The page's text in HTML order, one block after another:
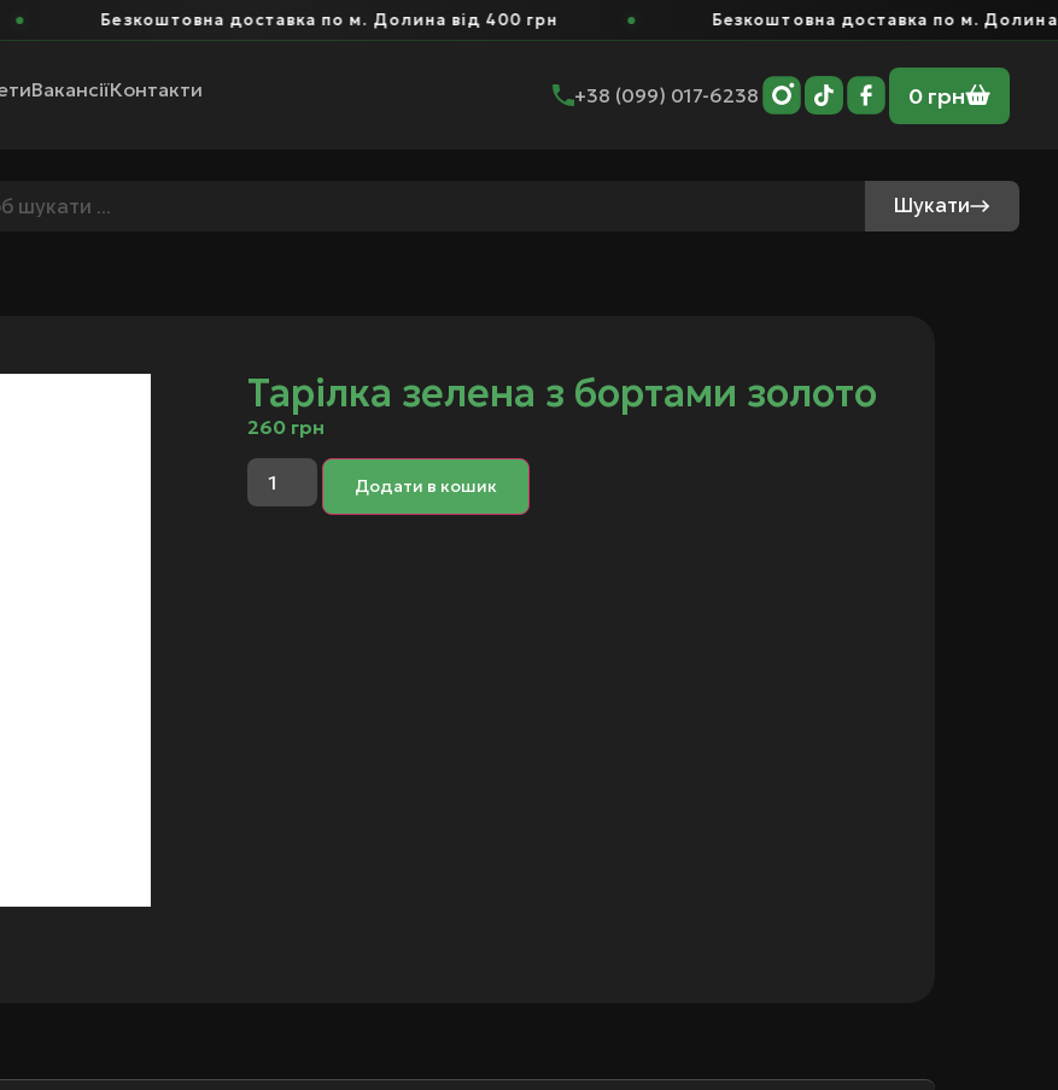
Безкоштовна доставка по м. Долина від 400 грн Безкоштовна доставка по м. Долина
ВакансіїКонтакти +38 (099) 017-6238 0 грн
Шукати
Тарілка зелена з бортами золото
260 грн
Додати в кошик